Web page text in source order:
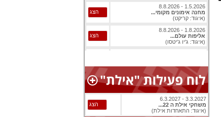
מחנה אימונים מקומי...
(איגוד: קריקט)
הצג
אליפות עולם...
(איגוד: ג'יו ג'יטסו)
הצג
3.8.2026 - 8.8.2026
אליפות אירופה...
(איגוד: בייסבול)
הצג
1.8.2026 - 9.8.2026
אליפות עולם...
(איגוד: ג'יו ג'יטסו)
הצג
3.3.2027 - 6.3.2027
משחקי אילת ה 22...
(איגוד: התאחדות אילת)
הצג